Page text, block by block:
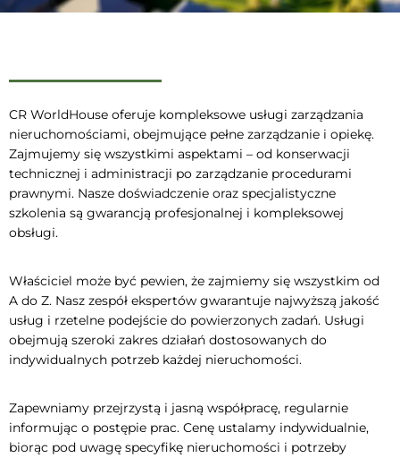
CR WorldHouse oferuje kompleksowe usługi zarządzania
nieruchomościami, obejmujące pełne zarządzanie i opiekę.
Zajmujemy się wszystkimi aspektami – od konserwacji
technicznej i administracji po zarządzanie procedurami
prawnymi. Nasze doświadczenie oraz specjalistyczne
szkolenia są gwarancją profesjonalnej i kompleksowej
obsługi.
Właściciel może być pewien, że zajmiemy się wszystkim od
A do Z. Nasz zespół ekspertów gwarantuje najwyższą jakość
usług i rzetelne podejście do powierzonych zadań. Usługi
obejmują szeroki zakres działań dostosowanych do
indywidualnych potrzeb każdej nieruchomości.
Zapewniamy przejrzystą i jasną współpracę, regularnie
informując o postępie prac. Cenę ustalamy indywidualnie,
biorąc pod uwagę specyfikę nieruchomości i potrzeby